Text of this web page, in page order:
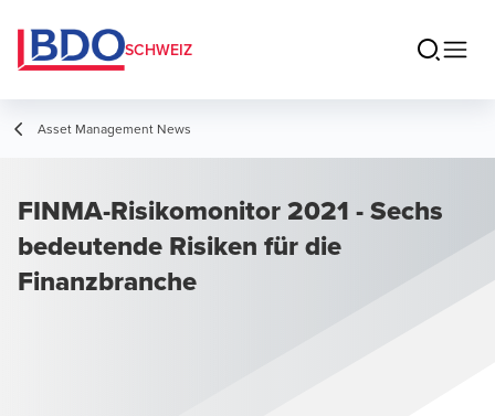
SCHWEIZ
Asset Management News
FINMA-Risikomonitor 2021 - Sechs
bedeutende Risiken für die
Finanzbranche